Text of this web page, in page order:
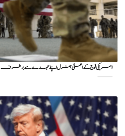
امریکی فوج کے اعلیٰ جنرل اپنے عہدے سے برطرف